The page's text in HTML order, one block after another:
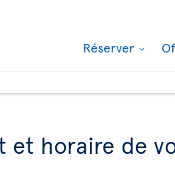
Réserver
et horaire de